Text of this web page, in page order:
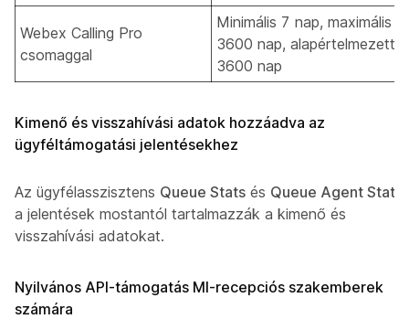
Webex Calling Pro
csomaggal
Minimális 7 nap, maximális
3600 nap, alapértelmezett
3600 nap
Kimenő és visszahívási adatok hozzáadva az
ügyféltámogatási jelentésekhez
Az ügyfélasszisztens Queue Stats és Queue Agent Stats
a jelentések mostantól tartalmazzák a kimenő és
visszahívási adatokat.
Nyilvános API-támogatás MI-recepciós szakemberek
számára